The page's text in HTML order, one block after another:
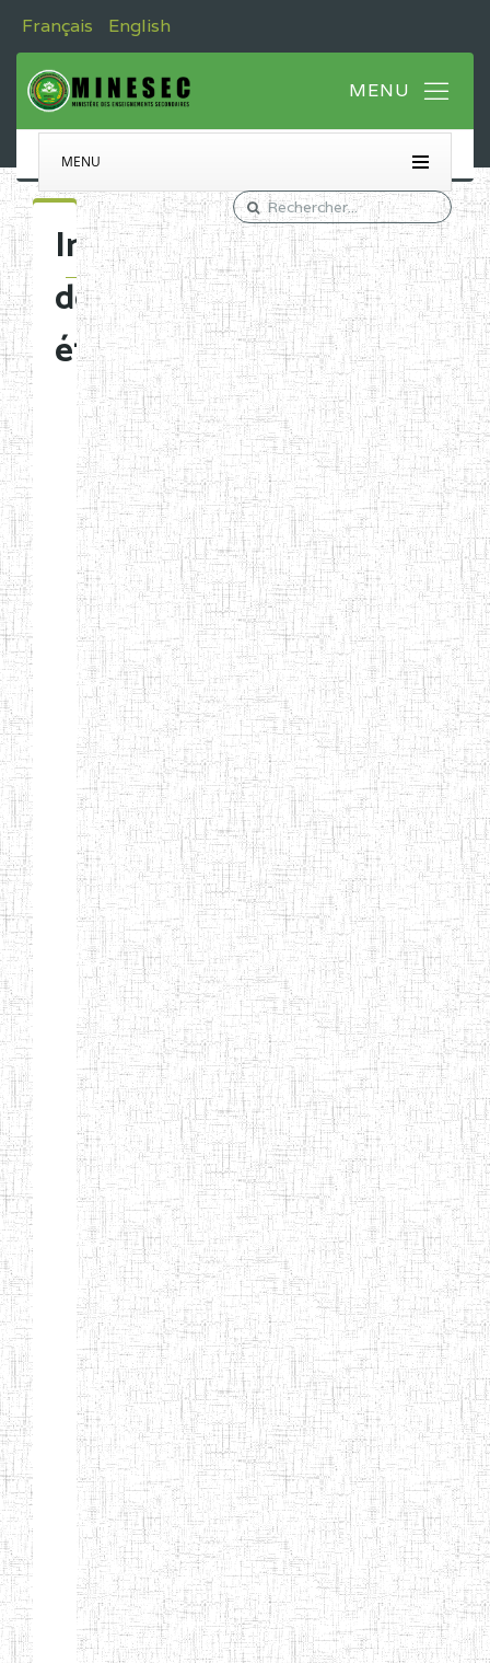
Français English
MENU
Immatriculation
des
établissements
Etablissements
d'enseignement
normal
ENI
Chercher:
Effacer les filtres
Denomination
Type
Nature
Arrondissement
Denomination Création Type
ENIEG LES
MOINILLONS
25/09/1995 ENIEG Privé
ENPIEG
BILINGUE
MAGAWATI
10/10/2013 ENIEG Privé
ENIEG
BILINGUE
MATSIAZE
10/07/2000 ENIEG Privé
ENPIEG
20/08/2015 ENIEG Privé